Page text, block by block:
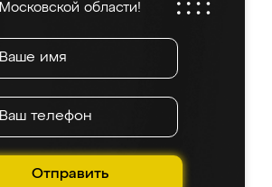
Московской области!
Отправить